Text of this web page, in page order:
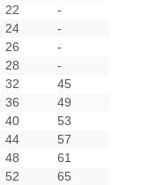
22
-
24
-
26
-
28
-
32
45
36
49
40
53
44
57
48
61
52
65